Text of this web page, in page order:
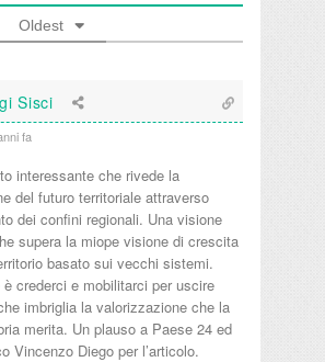
Oldest
Sisci
fa
interessante che rivede la
del futuro territoriale attraverso
dei confini regionali. Una visione
supera la miope visione di crescita
basato sui vecchi sistemi.
è crederci e mobilitarci per uscire
imbriglia la valorizzazione che la
merita. Un plauso a Paese 24 ed
Vincenzo Diego per l’articolo.